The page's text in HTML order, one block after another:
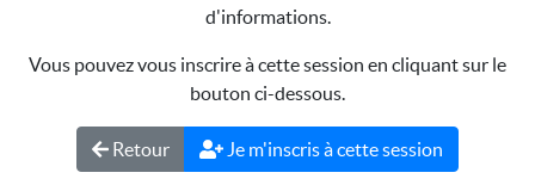
d'informations.
Vous pouvez vous inscrire à cette session en cliquant sur le
bouton ci-dessous.
Retour Je m'inscris à cette session